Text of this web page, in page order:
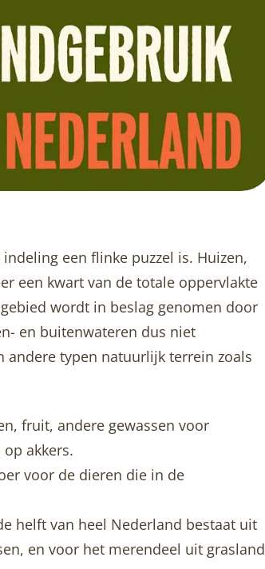
een flinke puzzel is. Huizen,
een kwart van de totale oppervlakte
wordt in beslag genomen door
en buitenwateren dus niet
andere typen natuurlijk terrein zoals
fruit, andere gewassen voor
akkers.
voor de dieren die in de
helft van heel Nederland bestaat uit
en voor het merendeel uit grasland